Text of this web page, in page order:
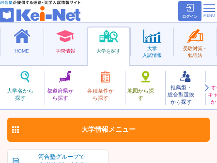
ログイン
HOME 学問情報 大学を探す
大学名から
探す
都道府県か
ら探す
各種条件か
ら探す
地図から探
す
推薦型・
総合型選抜
から探す
キ
か
大学
入試情報
受験対策・
勉強法
私立
しばうらこうぎょう
芝浦工業大学 お気に入り
河合塾グループで
大学情報 メニュー